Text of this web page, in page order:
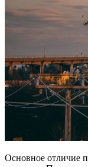
Основное отличие